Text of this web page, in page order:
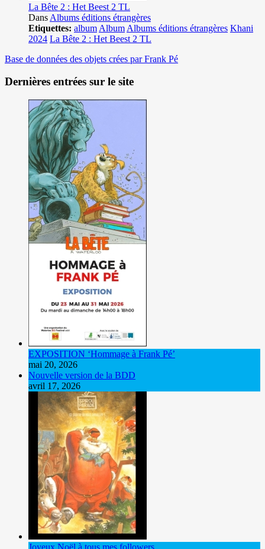
La Bête 2 : Het Beest 2 TL
Dans Albums éditions étrangères
Etiquettes: album Album Albums éditions étrangères Khani
2024 La Bête 2 : Het Beest 2 TL
Base de données des objets crées par Frank Pé
Dernières entrées sur le site
EXPOSITION ‘Hommage à Frank Pé’
mai 20, 2026
Nouvelle version de la BDD
avril 17, 2026